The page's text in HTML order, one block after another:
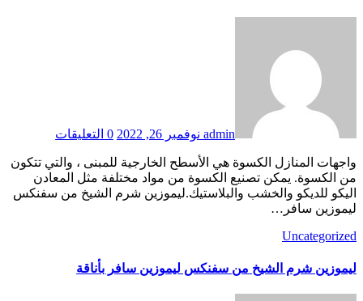
admin نوفمبر 26, 2022 0 التعليقات
واجهات المنازل الكسوة هي الأسطح الخارجية للمبنى ، والتي تتكون
من الكسوة. يمكن تصنيع الكسوة من مواد مختلفة مثل المعادن
اليكو للديكو والخشب والبلاستيك.ليموزين شرم الشيخ من سفنكس
ليموزين سافر…
Uncategorized
ليموزين شرم الشيخ من سفنكس ليموزين سافر بأناقة